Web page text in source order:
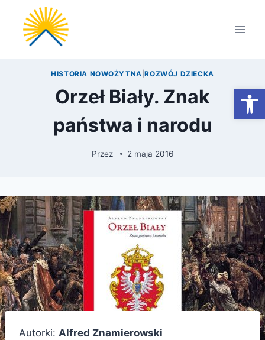
Przejdź
treści
HISTORIA NOWOŻYTNA |ROZWÓJ DZIECKA
Orzeł Biały. Znak
państwa i narodu
Przez 2 maja 2016
Autorki: Alfred Znamierowski